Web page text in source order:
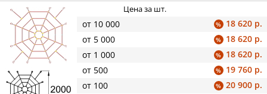
Цена за шт.
от 10 000 %
18 620 р.
от 5 000
%
18 620 р.
от 1 000
%
18 620 р.
от 500
%
19 760 р.
от 100
% 20 900 р.